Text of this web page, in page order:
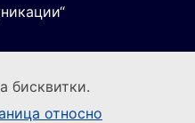
бисквитки.
относно